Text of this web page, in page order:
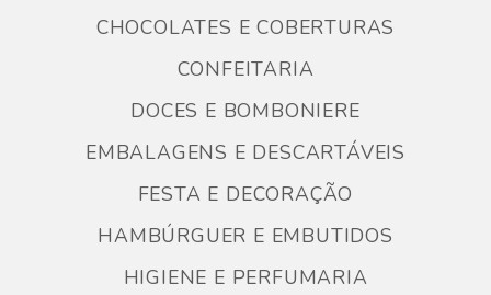
CHOCOLATES E COBERTURAS
CONFEITARIA
DOCES E BOMBONIERE
EMBALAGENS E DESCARTÁVEIS
FESTA E DECORAÇÃO
HAMBÚRGUER E EMBUTIDOS
HIGIENE E PERFUMARIA